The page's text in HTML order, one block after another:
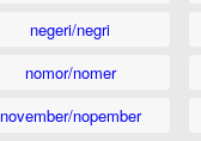
negeri/negri
nomor/nomer
november/nopember